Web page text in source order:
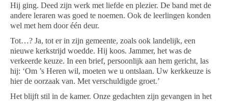
Hij ging. Deed zijn werk met liefde en plezier. De band met de
andere leraren was goed te noemen. Ook de leerlingen konden
wel met hem door één deur.
Tot…? Ja, tot er in zijn gemeente, zoals ook landelijk, een
nieuwe kerkstrijd woedde. Hij koos. Jammer, het was de
verkeerde keuze. In een brief, persoonlijk aan hem gericht, las
hij: ‘Om ’s Heren wil, moeten we u ontslaan. Uw kerkkeuze is
hier de oorzaak van. Met verschuldigde groet.’
Het blijft stil in de kamer. Onze gedachten zijn gevangen in het